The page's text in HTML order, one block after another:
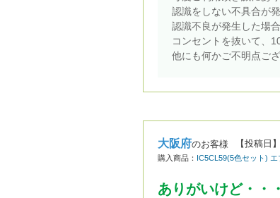
認識をしない不具合が
認識不良が発生した場
コンセントを抜いて、
他にも何かご不明点ご
大阪府のお客様 【投稿日】
購入商品： IC5CL59(5色セット)
ありがいけど・・